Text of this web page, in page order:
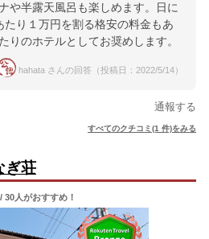
や半露天風呂も楽しめます。日に
り１万円を割る格安の料金もあ
りのホテルとしてお奨めします。
hahata さんの回答（投稿日：2022/5/14）
通報する
すべてのクチコミ(1 件)をみる
荘
/ 30人がおすすめ！